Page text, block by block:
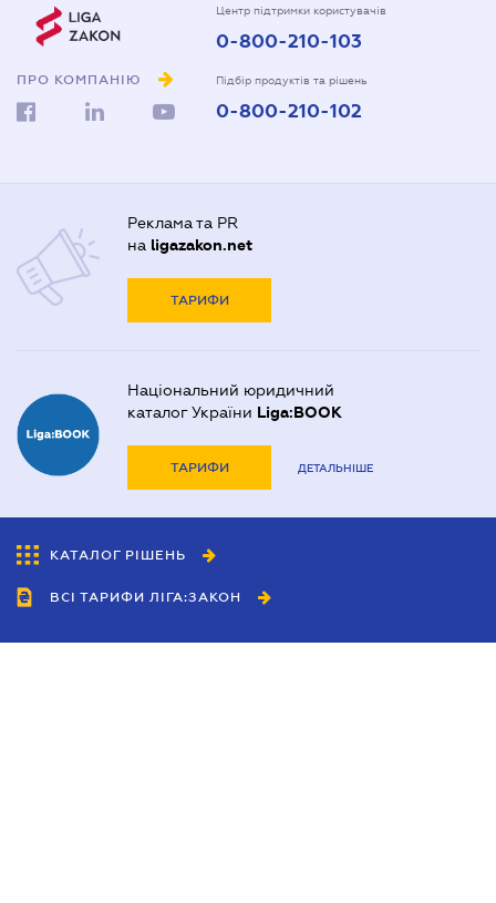
ПРО КОМПАНІЮ
Центр підтримки користувачів
0-800-210-103
Підбір продуктів та рішень
0-800-210-102
Реклама та PR
на ligazakon.net
ТАРИФИ
Національний юридичний
каталог України Liga:BOOK
ТАРИФИ ДЕТАЛЬНІШЕ
КАТАЛОГ РІШЕНЬ
ВСІ ТАРИФИ ЛІГА:ЗАКОН